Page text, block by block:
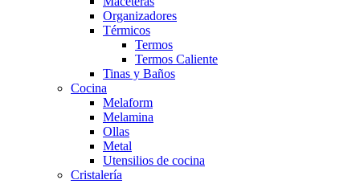
Organizadores
Térmicos
Termos
Termos Caliente
Tinas y Baños
Cocina
Melaform
Melamina
Ollas
Metal
Utensilios de cocina
Cristalería